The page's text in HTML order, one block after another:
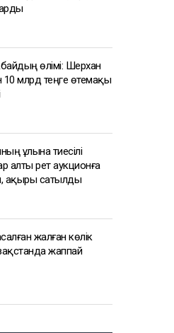
туралы ақпаратты
млрд теңге өтемақы